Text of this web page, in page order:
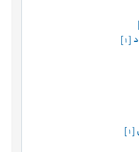
[1]
[1]